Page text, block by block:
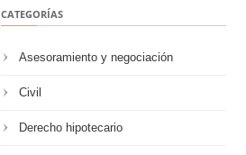
CATEGORÍAS
Asesoramiento y negociación
Civil
Derecho hipotecario